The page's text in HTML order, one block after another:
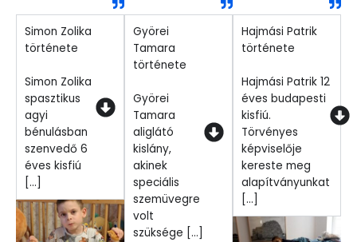
Simon Zolika
története
Simon Zolika
spasztikus
agyi
bénulásban
szenvedő 6
éves kisfiú
[...]
Györei
Tamara
története
Györei
Tamara
aliglátó
kislány,
akinek
speciális
szemüvegre
volt
szüksége [...]
Hajmási Patrik
története
Hajmási Patrik 12
éves budapesti
kisfiú.
Törvényes
képviselője
kereste meg
alapítványunkat
[...]